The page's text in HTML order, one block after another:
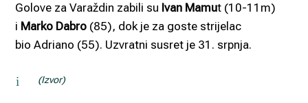
Golove za Varaždin zabili su Ivan Mamut (10-11m)
i Marko Dabro (85), dok je za goste strijelac
bio Adriano (55). Uzvratni susret je 31. srpnja.
i (Izvor)